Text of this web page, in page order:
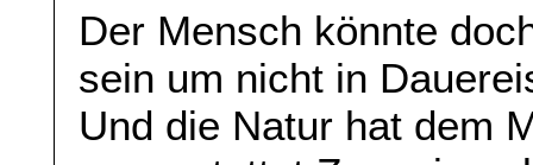
Der Mensch könnte
sein um nicht in
Und die Natur hat dem